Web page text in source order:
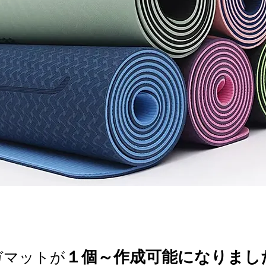
ットが １個～作成可能になりまし